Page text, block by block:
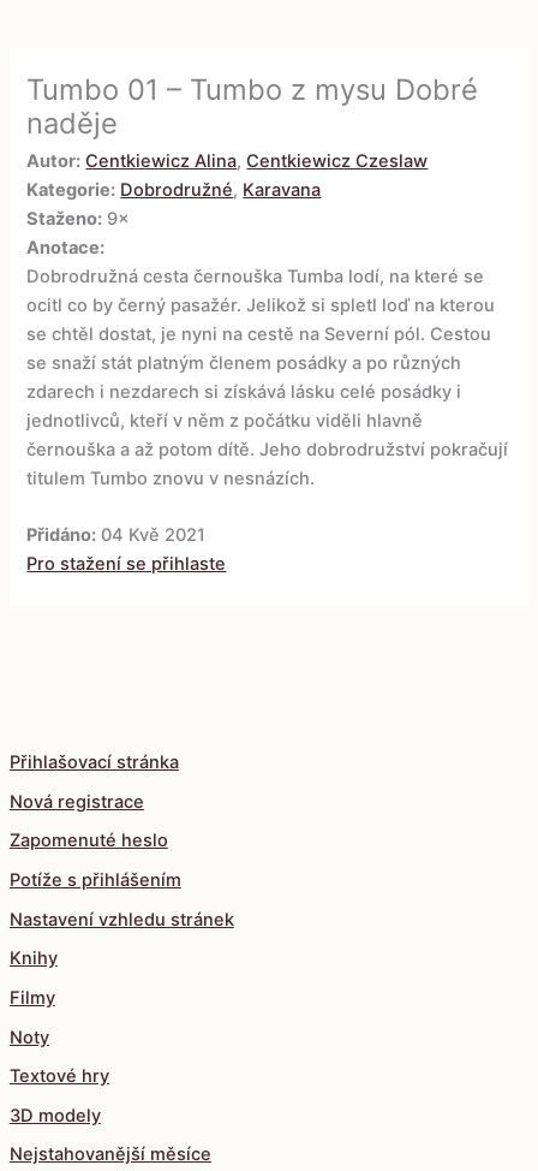
Přihlašovací stránka
Nová registrace
Zapomenuté heslo
Potíže s přihlášením
Nastavení vzhledu stránek
Knihy
Filmy
Noty
Textové hry
3D modely
Nejstahovanější měsíce
Tumbo 01 – Tumbo z mysu Dobré
naděje
Autor: Centkiewicz Alina,Centkiewicz Czeslaw
Kategorie: Dobrodružné, Karavana
Staženo: 9×
Anotace:
Dobrodružná cesta černouška Tumba lodí, na které se
ocitl co by černý pasažér. Jelikož si spletl loď na kterou
se chtěl dostat, je nyni na cestě na Severní pól. Cestou
se snaží stát platným členem posádky a po různých
zdarech i nezdarech si získává lásku celé posádky i
jednotlivců, kteří v něm z počátku viděli hlavně
černouška a až potom dítě. Jeho dobrodružství pokračují
titulem Tumbo znovu v nesnázích.
Přidáno: 04 Kvě 2021
Pro stažení se přihlaste